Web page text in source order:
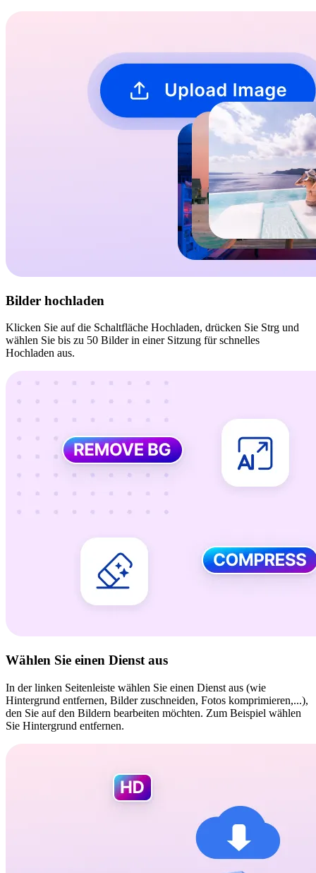
Bilder hochladen
Klicken Sie auf die Schaltfläche Hochladen, drücken Sie Strg und
wählen Sie bis zu 50 Bilder in einer Sitzung für schnelles
Hochladen aus.
Wählen Sie einen Dienst aus
In der linken Seitenleiste wählen Sie einen Dienst aus (wie
Hintergrund entfernen, Bilder zuschneiden, Fotos komprimieren,...),
den Sie auf den Bildern bearbeiten möchten. Zum Beispiel wählen
Sie Hintergrund entfernen.